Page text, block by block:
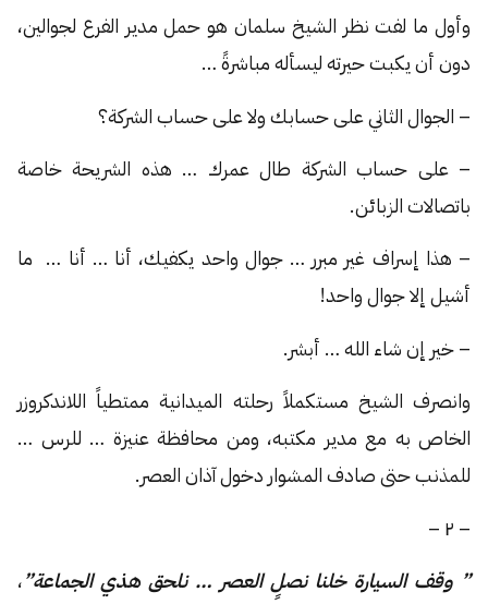
وأول ما لفت نظر الشيخ سلمان هو حمل مدير الفرع لجوالين،
دون أن يكبت حيرته ليسأله مباشرةً …
– الجوال الثاني على حسابك ولا على حساب الشركة؟
– على حساب الشركة طال عمرك … هذه الشريحة خاصة
باتصالات الزبائن.
– هذا إسراف غير مبرر … جوال واحد يكفيك، أنا … أنا … ما
أشيل إلا جوال واحد!
– خير إن شاء الله … أبشر.
وانصرف الشيخ مستكملاً رحلته الميدانية ممتطياً اللاندكروزر
الخاص به مع مدير مكتبه، ومن محافظة عنيزة … للرس …
للمذنب حتى صادف المشوار دخول آذان العصر.
– ٢ –
” وقف السيارة خلنا نصلٍ العصر … نلحق هذي الجماعة”،